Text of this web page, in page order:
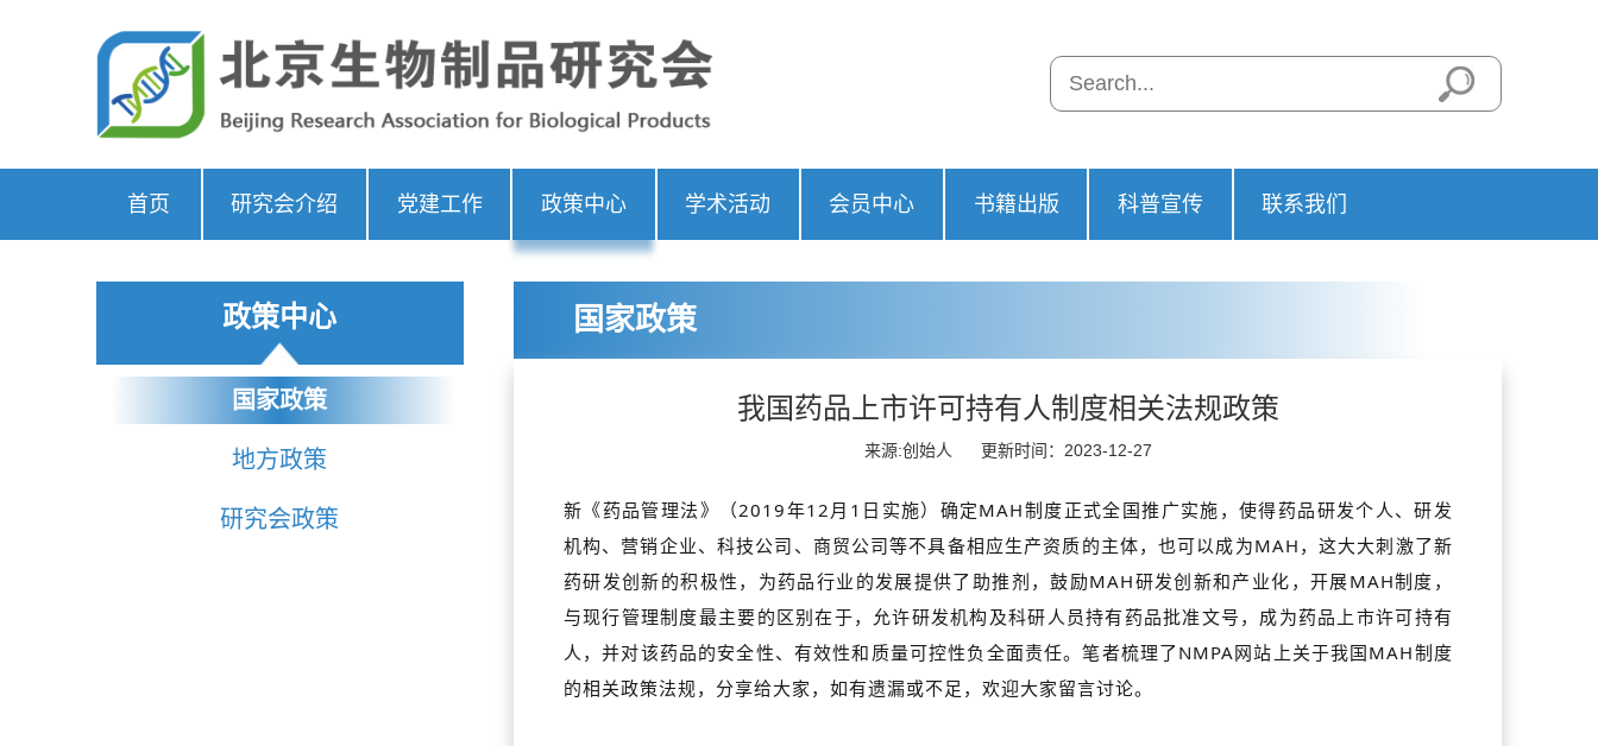
首页 研究会介绍 党建工作 政策中心 学术活动 会员中心 书籍出版 科普宣传 联系我们
政策中心
国家政策
地方政策
研究会政策
国家政策
我国药品上市许可持有人制度相关法规政策
来源:创始人 更新时间：2023-12-27
新《药品管理法》（2019年12月1日实施）确定MAH制度正式全国推广实施，使得药品研发个人、研发
机构、营销企业、科技公司、商贸公司等不具备相应生产资质的主体，也可以成为MAH，这大大刺激了新
药研发创新的积极性，为药品行业的发展提供了助推剂，鼓励MAH研发创新和产业化，开展MAH制度，
与现行管理制度最主要的区别在于，允许研发机构及科研人员持有药品批准文号，成为药品上市许可持有
人，并对该药品的安全性、有效性和质量可控性负全面责任。笔者梳理了NMPA网站上关于我国MAH制度
的相关政策法规，分享给大家，如有遗漏或不足，欢迎大家留言讨论。